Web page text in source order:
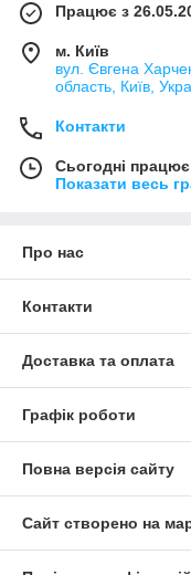
Працює з
м. Київ
вул. Євгена
область, Київ,
Контакти
Сьогодні
Показати весь
Про нас
Контакти
Доставка та оплата
Графік роботи
Повна версія сайту
Сайт створено на